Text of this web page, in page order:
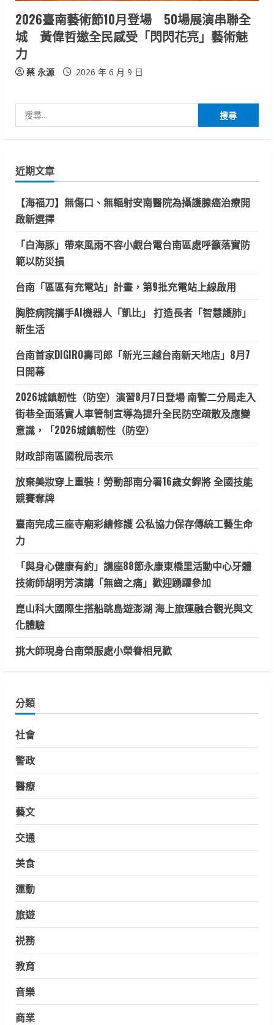
2026臺南藝術節10月登場 50場展演串聯全
城 黃偉哲邀全民感受「閃閃花亮」藝術魅
力
蔡 永源 2026 年 6 月 9 日
尋
字:
近期文章
【海福刀】無傷口、無輻射安南醫院為攝護腺癌治療開
啟新選擇
「白海豚」帶來風雨不容小覷台電台南區處呼籲落實防
範以防災損
台南「區區有充電站」計畫，第9批充電站上線啟用
胸腔病院攜手AI機器人「凱比」 打造長者「智慧護肺」
新生活
台南首家DIGIRO壽司郎「新光三越台南新天地店」8月7
日開幕
2026城鎮韌性（防空）演習8月7日登場 南警二分局走入
街巷全面落實人車管制宣導為提升全民防空疏散及應變
意識，「2026城鎮韌性（防空）
財政部南區國稅局表示
放棄美妝穿上重裝！勞動部南分署16歲女銲將 全國技能
競賽奪牌
臺南完成三座寺廟彩繪修護 公私協力保存傳統工藝生命
力
「與身心健康有約」講座88節永康東橋里活動中心牙體
技術師胡明芳演講「無齒之痛」歡迎踴躍參加
崑山科大國際生搭船跳島遊澎湖 海上旅運融合觀光與文
化體驗
挑大師現身台南榮服處小榮眷相見歡
分類
社會
警政
醫療
藝文
交通
美食
運動
旅遊
祱務
教育
音樂
商業